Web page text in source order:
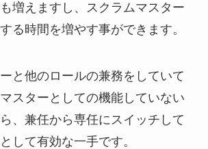
増えますし、スクラムマスター
る時間を増やす事ができます。
と他のロールの兼務をしていて
スターとしての機能していない
、兼任から専任にスイッチして
して有効な一手です。